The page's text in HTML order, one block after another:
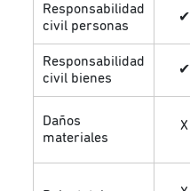
Responsabilidad
civil personas
✔
Responsabilidad
civil bienes
✔
Daños
materiales
X